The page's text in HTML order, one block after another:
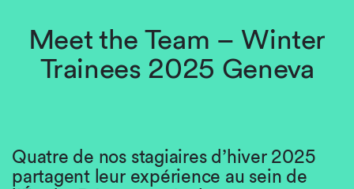
Meet the Team – Winter
Trainees 2025 Geneva
Quatre de nos stagiaires d’hiver 2025
partagent leur expérience au sein de